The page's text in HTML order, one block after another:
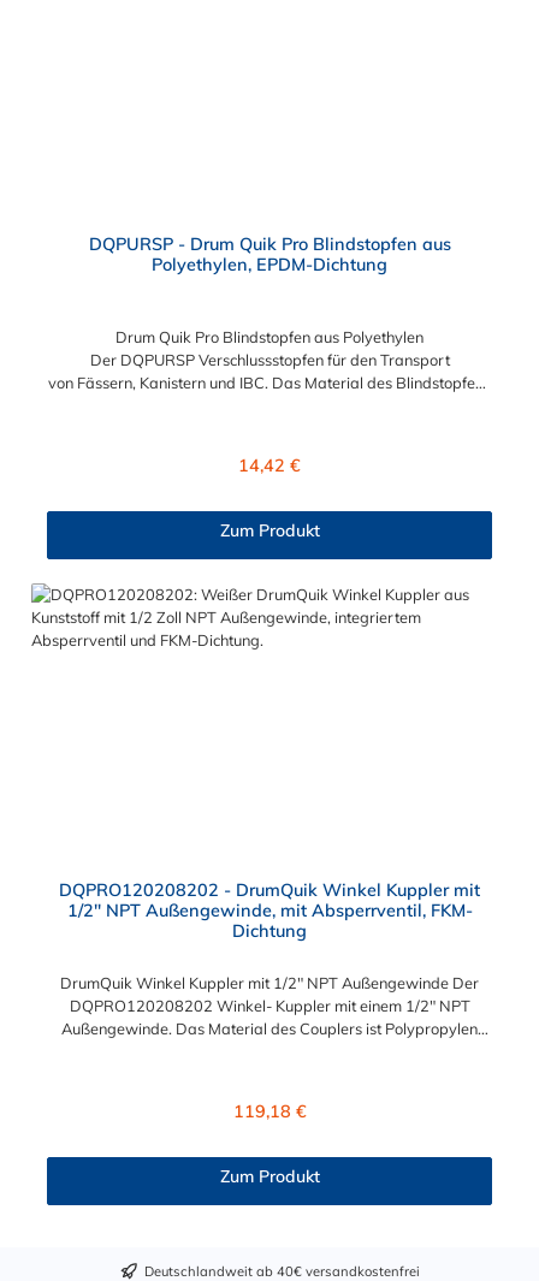
DQPURSP - Drum Quik Pro Blindstopfen aus
Polyethylen, EPDM-Dichtung
Drum Quik Pro Blindstopfen aus Polyethylen
Der DQPURSP Verschlussstopfen für den Transport
von Fässern, Kanistern und IBC. Das Material des Blindstopfens
Regulärer Preis:
14,42 €
Zum Produkt
DQPRO120208202 - DrumQuik Winkel Kuppler mit
1/2" NPT Außengewinde, mit Absperrventil, FKM-
Dichtung
DrumQuik Winkel Kuppler mit 1/2" NPT Außengewinde Der
DQPRO120208202 Winkel- Kuppler mit einem 1/2" NPT
Außengewinde. Das Material des Couplers ist Polypropylen
Regulärer Preis:
119,18 €
Zum Produkt
Deutschlandweit ab 40€ versandkostenfrei